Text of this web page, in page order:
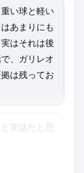
い球と軽い
あまりにも
はそれは後
、ガリレオ
は残ってお
実話だと思